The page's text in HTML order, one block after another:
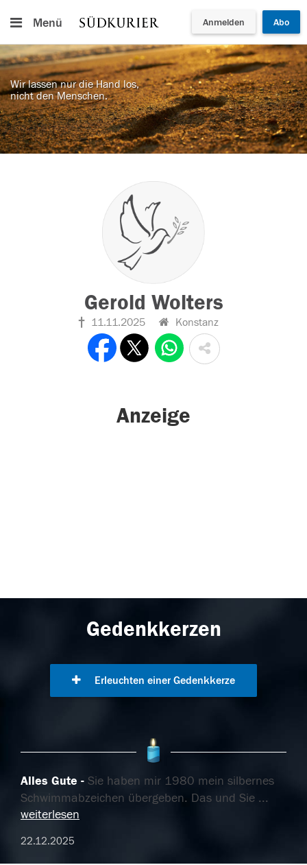
Menü Anmelden Abo
Wir lassen nur die Hand los,
nicht den Menschen.
Gerold Wolters
11.11.2025 Konstanz
Anzeige
Gedenkkerzen
Erleuchten einer Gedenkkerze
Alles Gute
Sie haben mir 1980 mein silbernes
Schwimmabzeichen übergeben. Das und Sie ...
weiterlesen
22.12.2025